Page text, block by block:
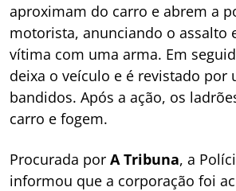
aproximam do carro e abrem a
motorista, anunciando o assalto
vítima com uma arma. Em
deixa o veículo e é revistado por
bandidos. Após a ação, os
carro e fogem.
Procurada por A Tribuna, a
informou que a corporação foi